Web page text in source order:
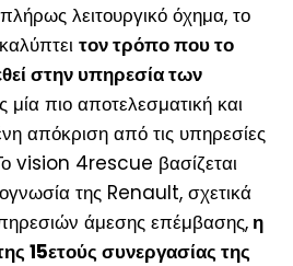
λειτουργικό όχημα, το
τον τρόπο που το
στην υπηρεσία των
μία πιο αποτελεσματική και
απόκριση από τις υπηρεσίες
vision 4rescue βασίζεται
της Renault, σχετικά
άμεσης επέμβασης,η
15ετούς συνεργασίας της